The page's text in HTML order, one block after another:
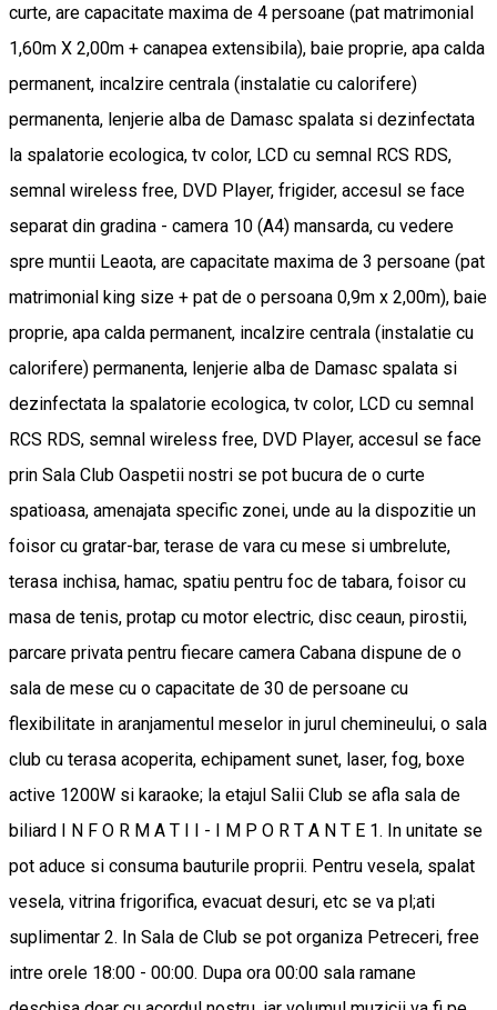
curte, are capacitate maxima de 4 persoane (pat matrimonial
1,60m X 2,00m + canapea extensibila), baie proprie, apa calda
permanent, incalzire centrala (instalatie cu calorifere)
permanenta, lenjerie alba de Damasc spalata si dezinfectata
la spalatorie ecologica, tv color, LCD cu semnal RCS RDS,
semnal wireless free, DVD Player, frigider, accesul se face
separat din gradina - camera 10 (A4) mansarda, cu vedere
spre muntii Leaota, are capacitate maxima de 3 persoane (pat
matrimonial king size + pat de o persoana 0,9m x 2,00m), baie
proprie, apa calda permanent, incalzire centrala (instalatie cu
calorifere) permanenta, lenjerie alba de Damasc spalata si
dezinfectata la spalatorie ecologica, tv color, LCD cu semnal
RCS RDS, semnal wireless free, DVD Player, accesul se face
prin Sala Club Oaspetii nostri se pot bucura de o curte
spatioasa, amenajata specific zonei, unde au la dispozitie un
foisor cu gratar-bar, terase de vara cu mese si umbrelute,
terasa inchisa, hamac, spatiu pentru foc de tabara, foisor cu
masa de tenis, protap cu motor electric, disc ceaun, pirostii,
parcare privata pentru fiecare camera Cabana dispune de o
sala de mese cu o capacitate de 30 de persoane cu
flexibilitate in aranjamentul meselor in jurul chemineului, o sala
club cu terasa acoperita, echipament sunet, laser, fog, boxe
active 1200W si karaoke; la etajul Salii Club se afla sala de
biliard I N F O R M A T I I - I M P O R T A N T E 1. In unitate se
pot aduce si consuma bauturile proprii. Pentru vesela, spalat
vesela, vitrina frigorifica, evacuat desuri, etc se va pl;ati
suplimentar 2. In Sala de Club se pot organiza Petreceri, free
intre orele 18:00 - 00:00. Dupa ora 00:00 sala ramane